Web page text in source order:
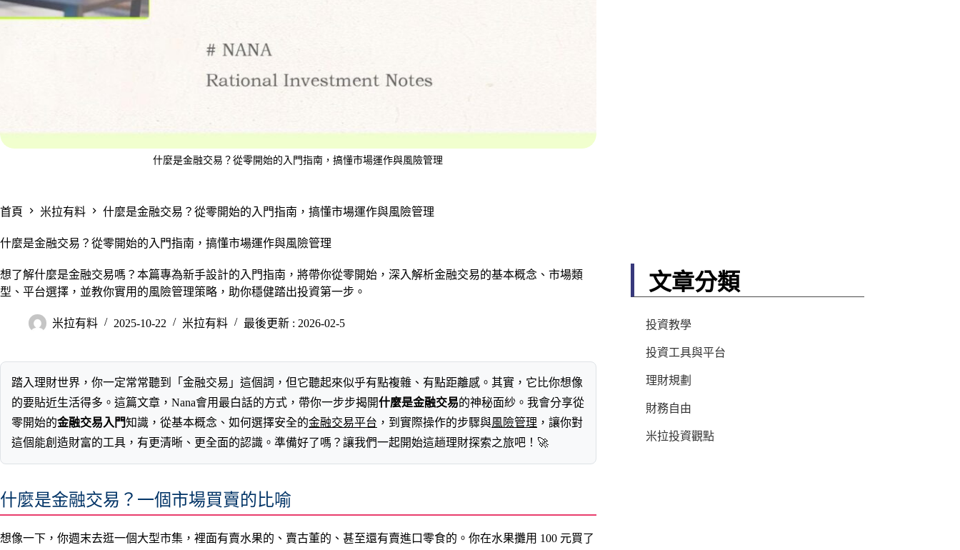
什麼是金融交易？從零開始的入門指南，搞懂市場運作與風險管理
首頁 米拉有料 什麼是金融交易？從零開始的入門指南，搞懂市場運作與風險管理
什麼是金融交易？從零開始的入門指南，搞懂市場運作與風險管理
想了解什麼是金融交易嗎？本篇專為新手設計的入門指南，將帶你從零開始，深入解析金融交易的基本概念、市場類
型、平台選擇，並教你實用的風險管理策略，助你穩健踏出投資第一步。
米拉有料 2025-10-22 米拉有料 最後更新 : 2026-02-5
踏入理財世界，你一定常常聽到「金融交易」這個詞，但它聽起來似乎有點複雜、有點距離感。其實，它比你想像
的要貼近生活得多。這篇文章，Nana會用最白話的方式，帶你一步步揭開什麼是金融交易的神秘面紗。我會分享從
零開始的金融交易入門知識，從基本概念、如何選擇安全的金融交易平台 ，到實際操作的步驟與風險管理 ，讓你對
這個能創造財富的工具，有更清晰、更全面的認識。準備好了嗎？讓我們一起開始這趟理財探索之旅吧！🚀
什麼是金融交易？一個市場買賣的比喻
想像一下，你週末去逛一個大型市集，裡面有賣水果的、賣古董的、甚至還有賣進口零食的。你在水果攤用 100 元買了
文章分類
投資教學
投資工具與平台
理財規劃
財務自由
米拉投資觀點